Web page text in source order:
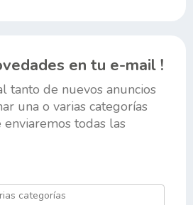
en tu e-mail !
tanto de nuevos anuncios
una o varias categorías
todas las